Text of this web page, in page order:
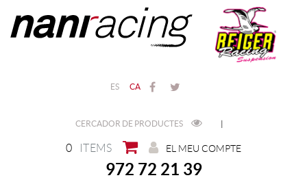
ES CA
CERCADOR DE PRODUCTES |
0 ITEMS EL MEU COMPTE
972 72 21 39